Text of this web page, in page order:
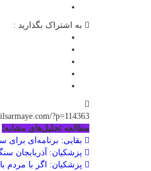
به اشتراک بگذارید :
?p=114363
مطالعه تحلیل‌های مشابه؛
بقایی: برنامه‌ای برای
پزشکیان: آذربایجان
پزشکیان: اگر با مردم